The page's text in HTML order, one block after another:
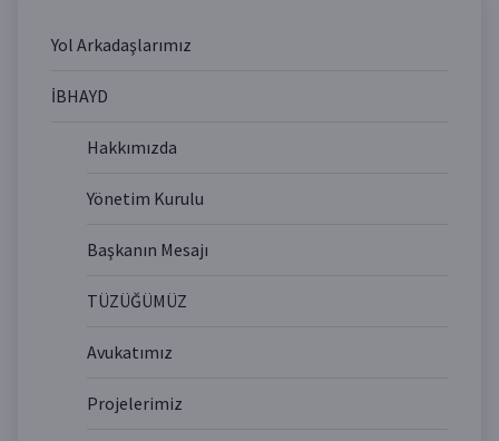
Yol Arkadaşlarımız
İBHAYD
Hakkımızda
Yönetim Kurulu
Başkanın Mesajı
TÜZÜĞÜMÜZ
Avukatımız
Projelerimiz